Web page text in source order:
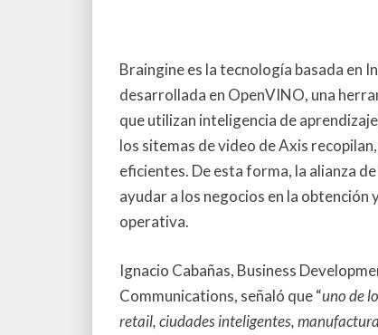
Braingine es la tecnología basada en
desarrollada en OpenVINO, una
que utilizan inteligencia de
los sitemas de video de Axis
eficientes. De esta forma, la alianza
ayudar a los negocios en la
operativa.
Ignacio Cabañas, Business
Communications, señaló que “uno de
retail, ciudades inteligentes,